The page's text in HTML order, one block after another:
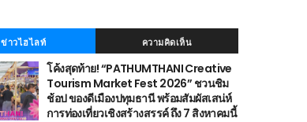
ข่าวไฮไลท์ ความคิดเห็น
โค้งสุดท้าย! “PATHUMTHANI Creative
Tourism Market Fest 2026” ชวนชิม
ช้อป ของดีเมืองปทุมธานี พร้อมสัมผัสเสน่ห์
การท่องเที่ยวเชิงสร้างสรรค์ ถึง 7 สิงหาคมนี้